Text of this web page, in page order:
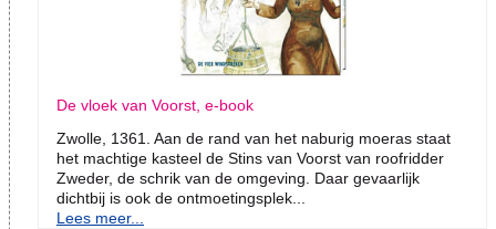
De vloek van Voorst, e-book
Zwolle, 1361. Aan de rand van het naburig moeras staat
het machtige kasteel de Stins van Voorst van roofridder
Zweder, de schrik van de omgeving. Daar gevaarlijk
dichtbij is ook de ontmoetingsplek...
Lees meer...